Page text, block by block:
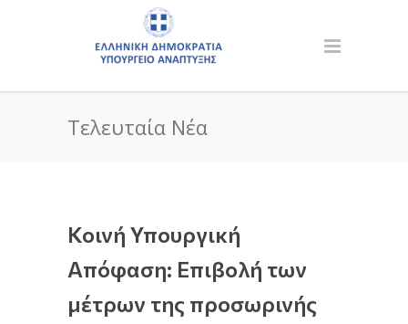
Τελευταία Νέα
Κοινή Υπουργική
Απόφαση: Επιβολή των
μέτρων της προσωρινής